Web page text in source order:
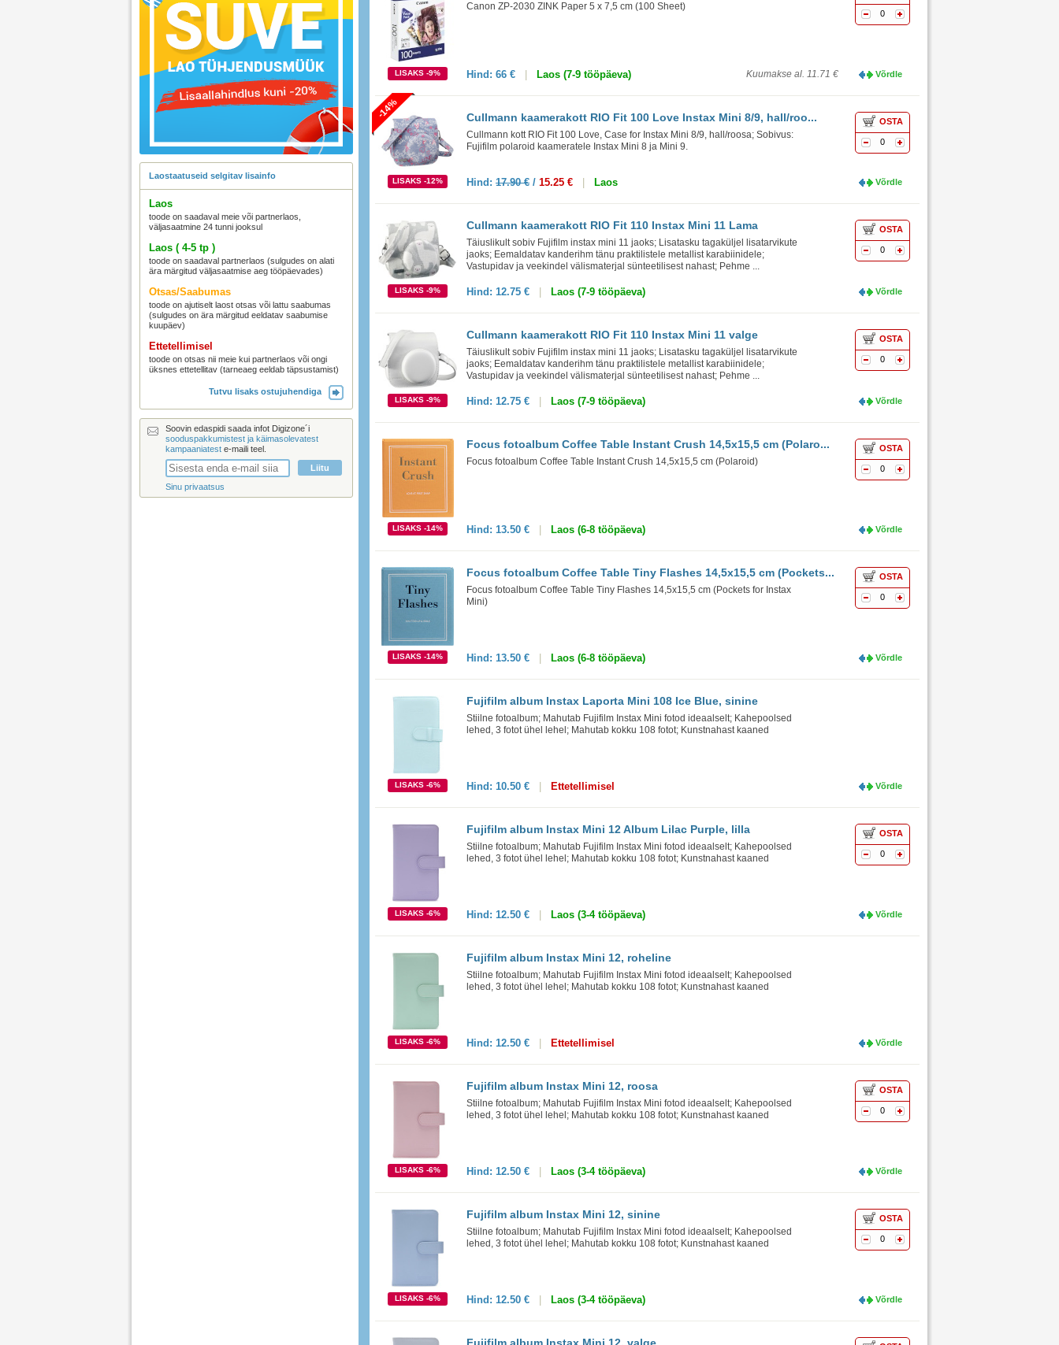
Laostaatuseid selgitav lisainfo
Laos
toode on saadaval meie või partnerlaos,
väljasaatmine 24 tunni jooksul
Laos ( 4-5 tp )
toode on saadaval partnerlaos (sulgudes on alati
ära märgitud väljasaatmise aeg tööpäevades)
Otsas/Saabumas
toode on ajutiselt laost otsas või lattu saabumas
(sulgudes on ära märgitud eeldatav saabumise
kuupäev)
Ettetellimisel
toode on otsas nii meie kui partnerlaos või ongi
üksnes ettetellitav (tarneaeg eeldab täpsustamist)
Tutvu lisaks ostujuhendiga
Soovin edaspidi saada infot Digizone´i
sooduspakkumistest ja käimasolevatest
kampaaniatest e-maili teel.
Sinu privaatsus
Canon ZP-2030 ZINK Paper 5 x 7,5 cm (100 Sheet)
0
LISAKS -9% Hind: 66 € Laos (7-9 tööpäeva) Kuumakse al. 11.71 € Võrdle
Cullmann kaamerakott RIO Fit 100 Love Instax Mini 8/9, hall/roo...
Cullmann kott RIO Fit 100 Love, Case for Instax Mini 8/9, hall/roosa; Sobivus:
Fujifilm polaroid kaameratele Instax Mini 8 ja Mini 9.
OSTA
0
LISAKS -12% Hind: 17.90 € / 15.25 € Laos Võrdle
-14%
Cullmann kaamerakott RIO Fit 110 Instax Mini 11 Lama
Täiuslikult sobiv Fujifilm instax mini 11 jaoks; Lisatasku tagaküljel lisatarvikute
jaoks; Eemaldatav kanderihm tänu praktilistele metallist karabiinidele;
Vastupidav ja veekindel välismaterjal sünteetilisest nahast; Pehme ...
OSTA
0
LISAKS -9% Hind: 12.75 € Laos (7-9 tööpäeva) Võrdle
Cullmann kaamerakott RIO Fit 110 Instax Mini 11 valge
Täiuslikult sobiv Fujifilm instax mini 11 jaoks; Lisatasku tagaküljel lisatarvikute
jaoks; Eemaldatav kanderihm tänu praktilistele metallist karabiinidele;
Vastupidav ja veekindel välismaterjal sünteetilisest nahast; Pehme ...
OSTA
0
LISAKS -9% Hind: 12.75 € Laos (7-9 tööpäeva) Võrdle
Focus fotoalbum Coffee Table Instant Crush 14,5x15,5 cm (Polaro...
Focus fotoalbum Coffee Table Instant Crush 14,5x15,5 cm (Polaroid)
OSTA
0
LISAKS -14% Hind: 13.50 € Laos (6-8 tööpäeva) Võrdle
Focus fotoalbum Coffee Table Tiny Flashes 14,5x15,5 cm (Pockets...
Focus fotoalbum Coffee Table Tiny Flashes 14,5x15,5 cm (Pockets for Instax
Mini)
OSTA
0
LISAKS -14% Hind: 13.50 € Laos (6-8 tööpäeva) Võrdle
Fujifilm album Instax Laporta Mini 108 Ice Blue, sinine
Stiilne fotoalbum; Mahutab Fujifilm Instax Mini fotod ideaalselt; Kahepoolsed
lehed, 3 fotot ühel lehel; Mahutab kokku 108 fotot; Kunstnahast kaaned
LISAKS -6% Hind: 10.50 € Ettetellimisel Võrdle
Fujifilm album Instax Mini 12 Album Lilac Purple, lilla
Stiilne fotoalbum; Mahutab Fujifilm Instax Mini fotod ideaalselt; Kahepoolsed
lehed, 3 fotot ühel lehel; Mahutab kokku 108 fotot; Kunstnahast kaaned
OSTA
0
LISAKS -6% Hind: 12.50 € Laos (3-4 tööpäeva) Võrdle
Fujifilm album Instax Mini 12, roheline
Stiilne fotoalbum; Mahutab Fujifilm Instax Mini fotod ideaalselt; Kahepoolsed
lehed, 3 fotot ühel lehel; Mahutab kokku 108 fotot; Kunstnahast kaaned
LISAKS -6% Hind: 12.50 € Ettetellimisel Võrdle
Fujifilm album Instax Mini 12, roosa
Stiilne fotoalbum; Mahutab Fujifilm Instax Mini fotod ideaalselt; Kahepoolsed
lehed, 3 fotot ühel lehel; Mahutab kokku 108 fotot; Kunstnahast kaaned
OSTA
0
LISAKS -6% Hind: 12.50 € Laos (3-4 tööpäeva) Võrdle
Fujifilm album Instax Mini 12, sinine
Stiilne fotoalbum; Mahutab Fujifilm Instax Mini fotod ideaalselt; Kahepoolsed
lehed, 3 fotot ühel lehel; Mahutab kokku 108 fotot; Kunstnahast kaaned
OSTA
0
LISAKS -6% Hind: 12.50 € Laos (3-4 tööpäeva) Võrdle